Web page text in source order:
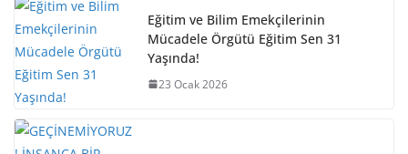
Eğitim ve Bilim Emekçilerinin
Mücadele Örgütü Eğitim Sen 31
Yaşında!
23 Ocak 2026